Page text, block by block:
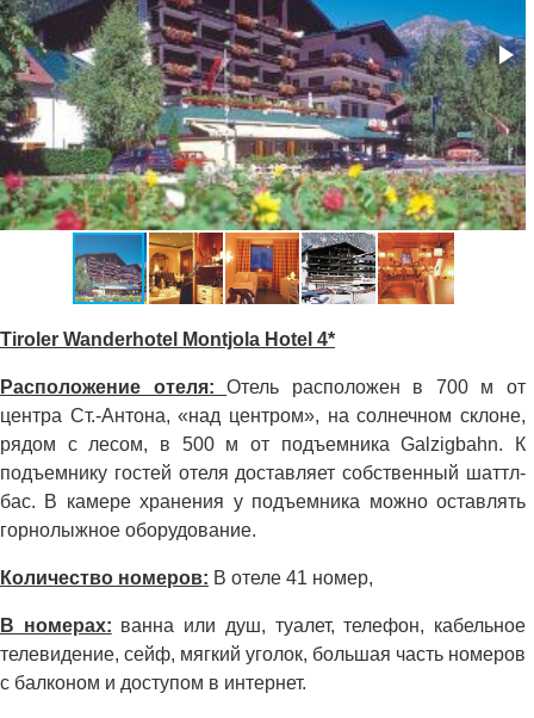
Tiroler Wanderhotel Montjola Hotel 4*
Расположение отеля:Отель расположен в 700 м от
центра Ст.-Антона, «над центром», на солнечном склоне,
рядом с лесом, в 500 м от подъемника Galzigbahn. К
подъемнику гостей отеля доставляет собственный шаттл-
бас. В камере хранения у подъемника можно оставлять
горнолыжное оборудование.
Количество номеров: В отеле 41 номер,
В номерах: ванна или душ, туалет, телефон, кабельное
телевидение, сейф, мягкий уголок, большая часть номеров
с балконом и доступом в интернет.